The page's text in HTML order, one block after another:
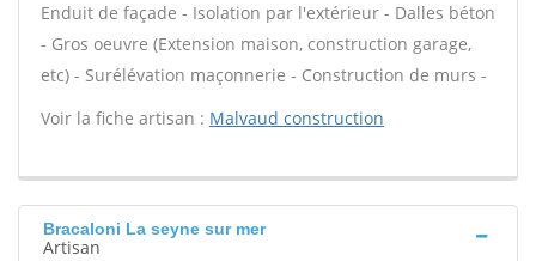
Enduit de façade - Isolation par l'extérieur - Dalles béton
- Gros oeuvre (Extension maison, construction garage,
etc) - Surélévation maçonnerie - Construction de murs -
Voir la fiche artisan : Malvaud construction
Bracaloni La seyne sur mer
Artisan